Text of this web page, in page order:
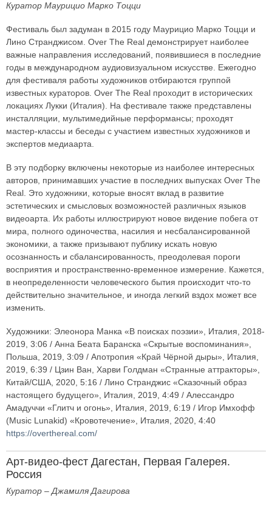
Куратор Маурицио Марко Тоцци
Фестиваль был задуман в 2015 году Маурицио Марко Тоцци и
Лино Странджисом. Over The Real демонстрирует наиболее
важные направления исследований, появившиеся в последние
годы в международном аудиовизуальном искусстве. Ежегодно
для фестиваля работы художников отбираются группой
известных кураторов. Over The Real проходит в исторических
локациях Лукки (Италия). На фестивале также представлены
инсталляции, мультимедийные перформансы; проходят
мастер-классы и беседы с участием известных художников и
экспертов медиаарта.
В эту подборку включены некоторые из наиболее интересных
авторов, принимавших участие в последних выпусках Over The
Real. Это художники, которые вносят вклад в развитие
эстетических и смысловых возможностей различных языков
видеоарта. Их работы иллюстрируют новое видение побега от
мира, полного одиночества, насилия и несбалансированной
экономики, а также призывают публику искать новую
осознанность и сбалансированность, преодолевая пороги
восприятия и пространственно-временное измерение. Кажется,
в неопределенности человеческого бытия происходит что-то
действительно значительное, и иногда легкий вздох может все
изменить.
Художники: Элеонора Манка «В поисках поэзии», Италия, 2018-
2019, 3:06 / Анна Беата Баранска «Скрытые воспоминания»,
Польша, 2019, 3:09 / Апотропия «Край Чёрной дыры», Италия,
2019, 6:39 / Цзин Ван, Харви Голдман «Странные аттракторы»,
Китай/США, 2020, 5:16 / Лино Странджис «Сказочный образ
настоящего будущего», Италия, 2019, 4:49 / Алессандро
Амадуччи «Глитч и огонь», Италия, 2019, 6:19 / Игор Имхофф
(Music Lunakid) «Кровотечение», Италия, 2020, 4:40
https://overthereal.com/
Арт-видео-фест Дагестан, Первая Галерея.
Россия
Куратор – Джамиля Дагирова